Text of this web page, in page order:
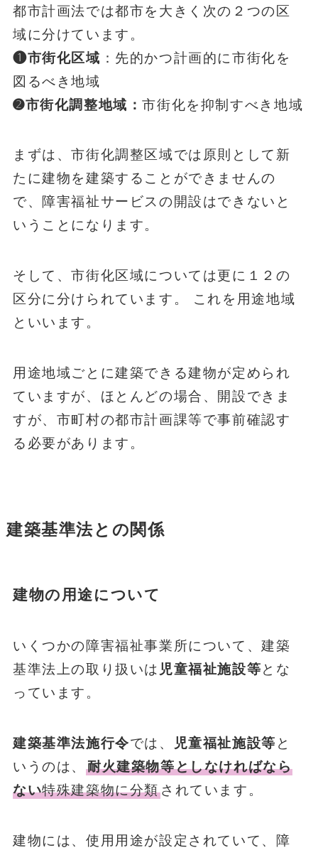
都市計画法では都市を大きく次の２つの区
域に分けています。
❶市街化区域 ：先的かつ計画的に市街化を
図るべき地域
➋市街化調整地域：市街化を抑制すべき地域
まずは、市街化調整区域では原則として新
たに建物を建築することができませんの
で、障害福祉サービスの開設はできないと
いうことになります。
そして、市街化区域については更に１２の
区分に分けられています。 これを用途地域
といいます。
用途地域ごとに建築できる建物が定められ
ていますが、ほとんどの場合、開設できま
すが、市町村の都市計画課等で事前確認す
る必要があります。
建築基準法 との関係
建物の用途について
いくつかの障害福祉事業所について、建築
基準法上の取り扱いは 児童福祉施設等とな
っています。
建築基準法施行令では、 児童福祉施設等 と
いうのは、 耐火建築物等としなければなら
ない特殊建築物に分類されています。
建物には、使用用途が設定されていて、障